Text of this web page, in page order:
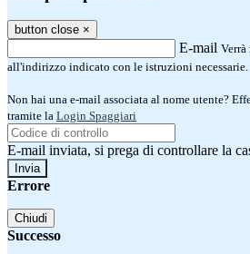
button close ×
E-mail
all'indirizzo indicato con le istruzioni necessarie.
Non hai una e-mail associata al nome utente?
tramite la Login Spaggiari
E-mail inviata, si prega di controllare la
Errore
Chiudi
Successo